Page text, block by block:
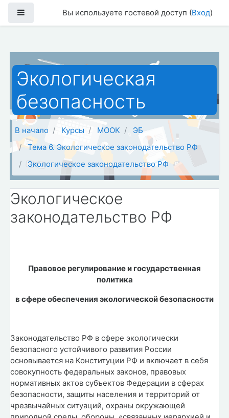
Боковая панельВы используете гостевой доступ (Вход)
Экологическая
безопасность
В начало Курсы МООК
ЭБ
Тема 6. Экологическое законодательство РФ
Экологическое законодательство РФ
Экологическое
законодательство РФ
Правовое регулирование и государственная
политика
в сфере обеспечения экологической безопасности
Законодательство РФ в сфере экологически
безопасного устойчивого развития России
основывается на Конституции РФ и включает в себя
совокупность федеральных законов, правовых
нормативных актов субъектов Федерации в сферах
безопасности, защиты населения и территорий от
чрезвычайных ситуаций, охраны окружающей